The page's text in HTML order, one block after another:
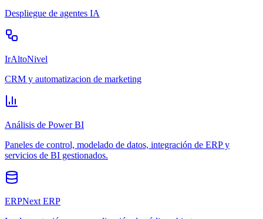
Despliegue de agentes IA
IrAltoNivel
CRM y automatizacion de marketing
Análisis de Power BI
Paneles de control, modelado de datos, integración de ERP y
servicios de BI gestionados.
ERPNext ERP